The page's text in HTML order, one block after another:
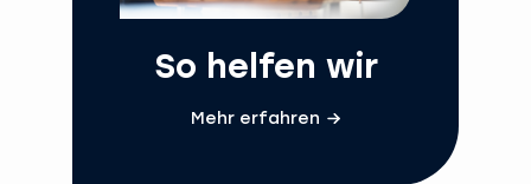
So helfen wir
Mehr erfahren